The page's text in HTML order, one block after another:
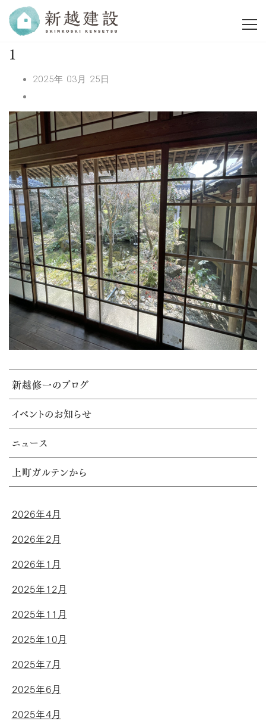
１
2025年 03月 25日
新越修一のブログ
イベントのお知らせ
ニュース
上町ガルテンから
2026年4月
2026年2月
2026年1月
2025年12月
2025年11月
2025年10月
2025年7月
2025年6月
2025年4月